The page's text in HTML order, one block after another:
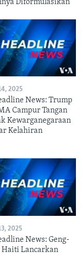
Diformulasikan
2025
News: Trump
Campur Tangan
Kewarganegaraan
Kelahiran
2025
News: Geng-
Haiti Lancarkan